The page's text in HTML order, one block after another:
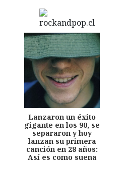
Lanzaron un éxito
gigante en los 90, se
separaron y hoy
lanzan su primera
canción en 28 años:
Así es como suena